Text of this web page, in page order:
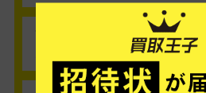
3辺の合計が160センチ以内
りください。ギターなど箱に
衝材で包んでお送りください
ページをご参照ください。
当社指定の配送業者（佐川急
いします。佐川急便での集荷
からご依頼い
初回は佐川急便によるご自宅への
商品を送る際に、他に入れる
ご同封いただく物はございま